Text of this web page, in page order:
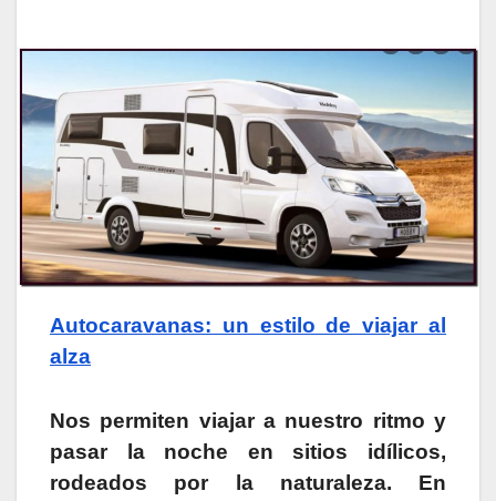
Autocaravanas: un estilo de viajar al
alza
Nos permiten viajar a nuestro ritmo y
pasar la noche en sitios idílicos,
rodeados por la naturaleza. En